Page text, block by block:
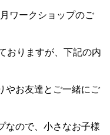
ワークショップのご
おりますが、下記の内
やお友達とご一緒にご
なので、小さなお子様